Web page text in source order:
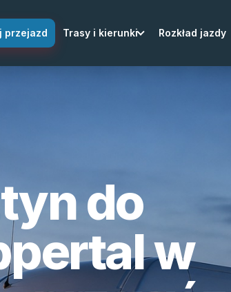
przejazd Trasy i kierunki Rozkład jazdy
do
w